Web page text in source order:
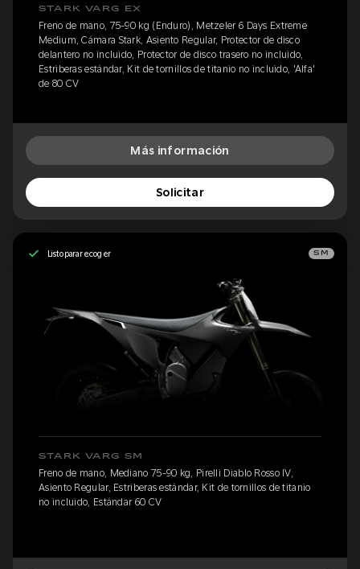
STARK VARG EX
Freno de mano, 75-90 kg (Enduro), Metzeler 6 Days Extreme
Medium, Cámara Stark, Asiento Regular, Protector de disco
delantero no incluido, Protector de disco trasero no incluido,
Estriberas estándar, Kit de tornillos de titanio no incluido, 'Alfa'
de 80 CV
Más información
Solicitar
Listo para recoger SM
STARK VARG SM
Freno de mano, Mediano 75-90 kg, Pirelli Diablo Rosso IV,
Asiento Regular, Estriberas estándar, Kit de tornillos de titanio
no incluido, Estándar 60 CV